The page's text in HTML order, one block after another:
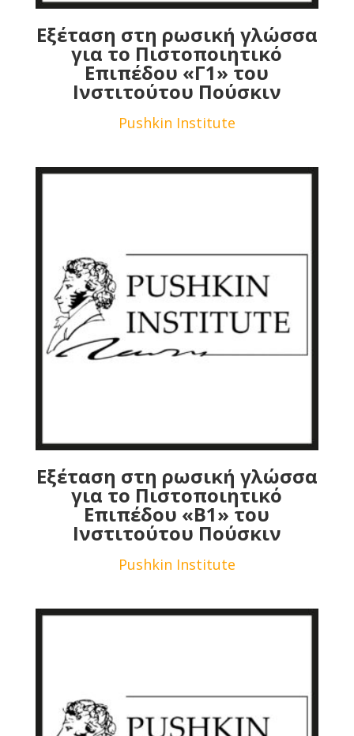
Εξέταση στη ρωσική γλώσσα
για το Πιστοποιητικό
Επιπέδου «Γ1» του
Ινστιτούτου Πούσκιν
Pushkin Institute
Εξέταση στη ρωσική γλώσσα
για το Πιστοποιητικό
Επιπέδου «Β1» του
Ινστιτούτου Πούσκιν
Pushkin Institute